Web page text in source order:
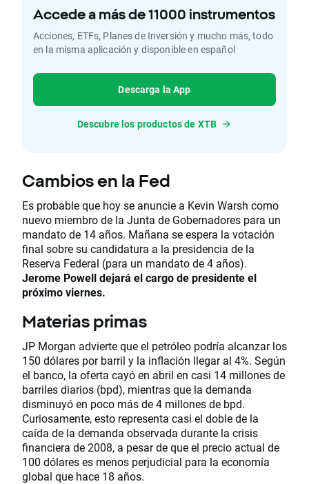
Accede a más de 11000 instrumentos
Acciones, ETFs, Planes de Inversión y mucho más, todo
en la misma aplicación y disponible en español
Descarga la App
Descubre los productos de XTB
Cambios en la Fed
Es probable que hoy se anuncie a Kevin Warsh como
nuevo miembro de la Junta de Gobernadores para un
mandato de 14 años. Mañana se espera la votación
final sobre su candidatura a la presidencia de la
Reserva Federal (para un mandato de 4 años).
Jerome Powell dejará el cargo de presidente el
próximo viernes.
Materias primas
JP Morgan advierte que el petróleo podría alcanzar los
150 dólares por barril y la inflación llegar al 4%. Según
el banco, la oferta cayó en abril en casi 14 millones de
barriles diarios (bpd), mientras que la demanda
disminuyó en poco más de 4 millones de bpd.
Curiosamente, esto representa casi el doble de la
caída de la demanda observada durante la crisis
financiera de 2008, a pesar de que el precio actual de
100 dólares es menos perjudicial para la economía
global que hace 18 años.